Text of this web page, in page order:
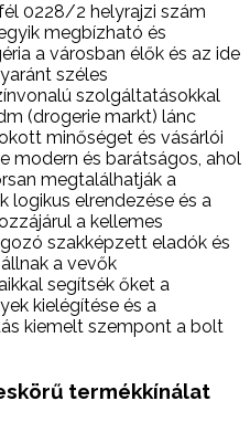
0228/2 helyrajzi szám
megbízható és
a városban élők és az ide
széles
szolgáltatásokkal
(drogerie markt) lánc
minőséget és vásárlói
modern és barátságos, ahol
megtalálhatják a
logikus elrendezése és a
a kellemes
szakképzett eladók és
a vevők
segítsék őket a
kielégítése és a
kiemelt szempont a bolt
termékkínálat